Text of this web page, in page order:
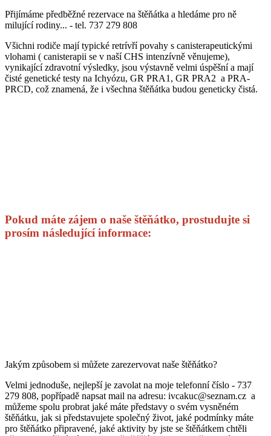
Přijímáme předběžné rezervace na štěňátka a hledáme pro ně
milující rodiny... - tel. 737 279 808
Všichni rodiče mají typické retrívří povahy s canisterapeutickými
vlohami ( canisterapii se v naší CHS intenzívně věnujeme),
vynikající zdravotní výsledky, jsou výstavně velmi úspěšní a mají
čisté genetické testy na Ichyózu, GR PRA1, GR PRA2 a PRA-
PRCD, což znamená, že i všechna štěňátka budou geneticky čistá.
Pokud máte zájem o naše štěňátko, prostudujte si
prosím následující informace:
Jakým způsobem si můžete zarezervovat naše štěňátko?
Velmi jednoduše, nejlepší je zavolat na moje telefonní číslo - 737
279 808, popřípadě napsat mail na adresu: ivcakuc@seznam.cz a
můžeme spolu probrat jaké máte představy o svém vysněném
štěňátku, jak si představujete společný život, jaké podmínky máte
pro štěňátko připravené, jaké aktivity by jste se štěňátkem chtěli